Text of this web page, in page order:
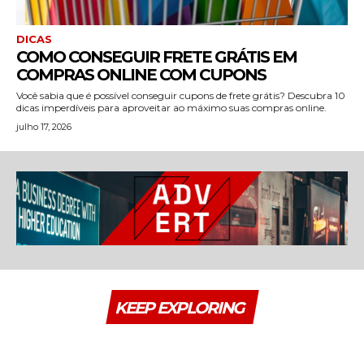
DICAS
COMO CONSEGUIR FRETE GRÁTIS EM
COMPRAS ONLINE COM CUPONS
Você sabia que é possível conseguir cupons de frete grátis? Descubra 10
dicas imperdíveis para aproveitar ao máximo suas compras online.
julho 17, 2026
KEEP EXPLORING